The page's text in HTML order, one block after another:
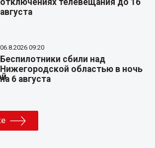
отключениях телевещания до 16
августа
06.8.2026 09:20
Беспилотники сбили над
Нижегородской областью в ночь
на 6 августа